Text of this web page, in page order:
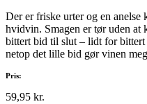
Der er friske urter og en
hvidvin. Smagen er tør uden at
bittert bid til slut – lidt for bittert
netop det lille bid gør vinen
Pris:
59,95 kr.